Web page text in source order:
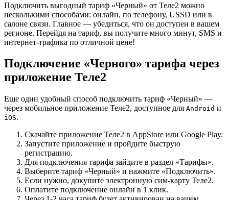
Подключить выгодный тариф «Черный» от Теле2 можно
несколькими способами: онлайн, по телефону, USSD или в
салоне связи. Главное — убедиться, что он доступен в вашем
регионе. Перейдя на тариф, вы получите много минут, SMS и
интернет-трафика по отличной цене!
Подключение «Черного» тарифа через
приложение Теле2
Еще один удобный способ подключить тариф «Черный» —
через мобильное приложение Теле2, доступное для Android и
iOS.
Скачайте приложение Теле2 в AppStore или Google Play.
Запустите приложение и пройдите быструю
регистрацию.
Для подключения тарифа зайдите в раздел «Тарифы».
Выберите тариф «Черный» и нажмите «Подключить».
Если нужно, докупите электронную сим-карту Теле2.
Оплатите подключение онлайн в 1 клик.